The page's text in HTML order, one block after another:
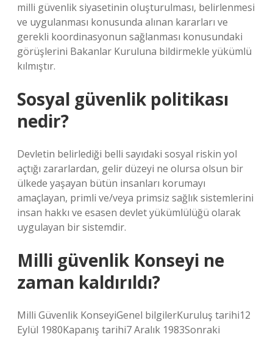
milli güvenlik siyasetinin oluşturulması, belirlenmesi
ve uygulanması konusunda alınan kararları ve
gerekli koordinasyonun sağlanması konusundaki
görüşlerini Bakanlar Kuruluna bildirmekle yükümlü
kılmıştır.
Sosyal güvenlik politikası
nedir?
Devletin belirlediği belli sayıdaki sosyal riskin yol
açtığı zararlardan, gelir düzeyi ne olursa olsun bir
ülkede yaşayan bütün insanları korumayı
amaçlayan, primli ve/veya primsiz sağlık sistemlerini
insan hakkı ve esasen devlet yükümlülüğü olarak
uygulayan bir sistemdir.
Milli güvenlik Konseyi ne
zaman kaldırıldı?
Milli Güvenlik KonseyiGenel bilgilerKuruluş tarihi12
Eylül 1980Kapanış tarihi7 Aralık 1983Sonraki